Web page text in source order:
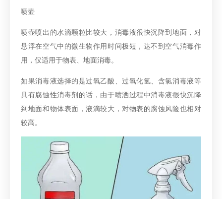
喷壶
喷壶喷出的水滴颗粒比较大，消毒液很快沉降到地面，对
悬浮在空气中的微生物作用时间极短，达不到空气消毒作
用，仅适用于物表、地面消毒。
如果消毒液选择的是过氧乙酸、过氧化氢、含氯消毒液等
具有腐蚀性消毒剂的话，由于喷洒过程中消毒液很快沉降
到地面和物体表面，液滴较大，对物表的腐蚀风险也相对
较高。